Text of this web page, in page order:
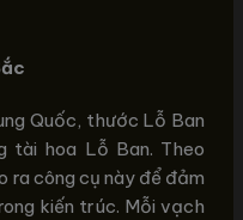
Quốc, thước Lỗ Ban
tài hoa Lỗ Ban. Theo
ra công cụ này để đảm
kiến trúc. Mỗi vạch